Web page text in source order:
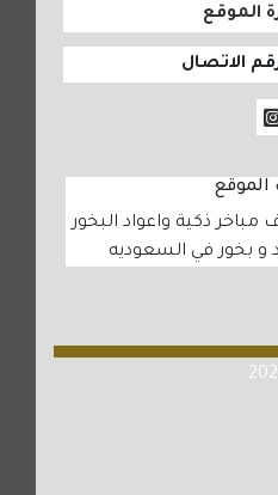
الموقع
الاتصال
ذكية واعواد البخور
بخور في السعوديه